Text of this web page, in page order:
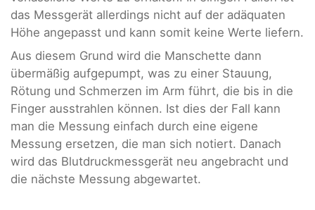
das Messgerät allerdings nicht auf der adäquaten
Höhe angepasst und kann somit keine Werte liefern.
Aus diesem Grund wird die Manschette dann
übermäßig aufgepumpt, was zu einer Stauung,
Rötung und Schmerzen im Arm führt, die bis in die
Finger ausstrahlen können. Ist dies der Fall kann
man die Messung einfach durch eine eigene
Messung ersetzen, die man sich notiert. Danach
wird das Blutdruckmessgerät neu angebracht und
die nächste Messung abgewartet.